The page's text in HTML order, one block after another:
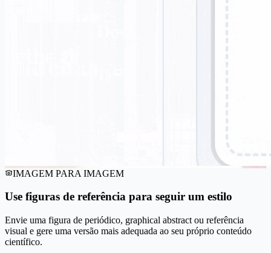
IMAGEM PARA IMAGEM
Use figuras de referência para seguir um estilo
Envie uma figura de periódico, graphical abstract ou referência
visual e gere uma versão mais adequada ao seu próprio conteúdo
científico.